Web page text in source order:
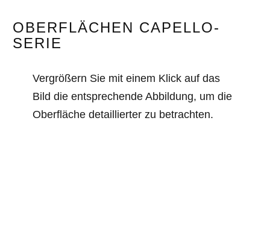
OBERFLÄCHEN CAPELLO-
SERIE
Vergrößern Sie mit einem Klick auf das
Bild die entsprechende Abbildung, um die
Oberfläche detaillierter zu betrachten.